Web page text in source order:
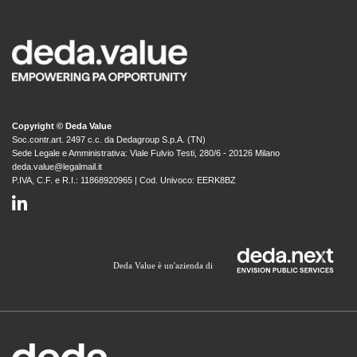
Copyright © Deda Value
Soc.contr.art. 2497 c.c. da Dedagroup S.p.A. (TN)
Sede Legale e Amministrativa: Viale Fulvio Testi, 280/6 - 20126 Milano
deda.value@legalmail.it
P.IVA, C.F. e R.I.: 11868920965 | Cod. Univoco: EERK8BZ
Deda Value è un'azienda di